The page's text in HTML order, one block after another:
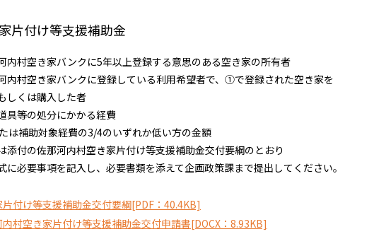
片付け等支援補助金
村空き家バンクに5年以上登録する意思のある空き家の所有者
ンクに登録している利用希望者で、①で登録された空き家を
入した者
具等の処分にかかる経費
は補助対象経費の3/4のいずれか低い方の金額
付の佐那河内村空き家片付け等支援補助金交付要綱のとおり
必要事項を記入し、必要書類を添えて企画政策課まで提出してください。
付け等支援補助金交付要綱[PDF：40.4KB]
内村空き家片付け等支援補助金交付申請書[DOCX：8.93KB]